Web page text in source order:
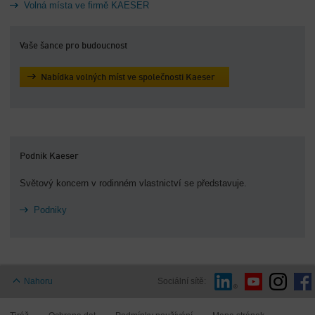
Volná místa ve firmě KAESER
Vaše šance pro budoucnost
Nabídka volných míst ve společnosti Kaeser
Podnik Kaeser
Světový koncern v rodinném vlastnictví se představuje.
Podniky
Nahoru Sociální sítě: